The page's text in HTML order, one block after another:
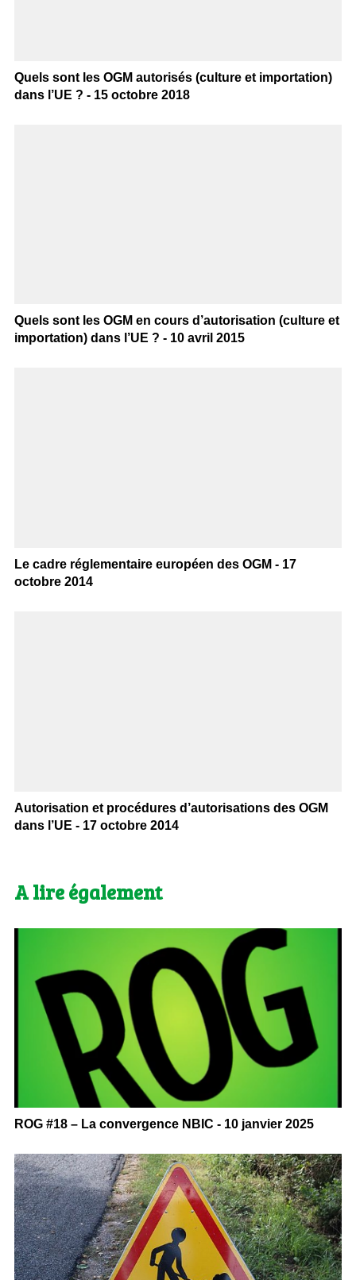
Quels sont les OGM autorisés (culture et importation)
dans l’UE ? - 15 octobre 2018
Quels sont les OGM en cours d’autorisation (culture et
importation) dans l’UE ? - 10 avril 2015
Le cadre réglementaire européen des OGM - 17
octobre 2014
Autorisation et procédures d’autorisations des OGM
dans l’UE - 17 octobre 2014
A lire également
ROG #18 – La convergence NBIC - 10 janvier 2025